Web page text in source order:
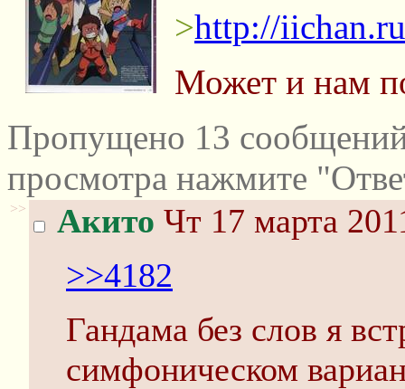
>http://
Может и нам
Пропущено 13
просмотра нажмите
>> Акито Чт 17 марта
>>4182
Гандама без слов я
симфоническом